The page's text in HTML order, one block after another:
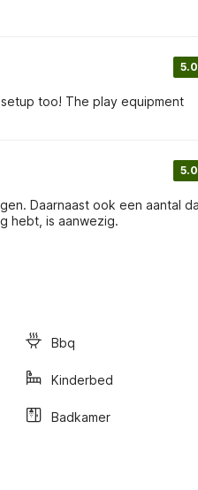
5.0
too! The play equipment
5.0
Daarnaast ook een aantal
hebt, is aanwezig.
Bbq
Kinderbed
Badkamer